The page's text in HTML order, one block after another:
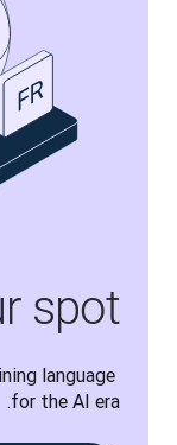
spot
language
for the AI era.